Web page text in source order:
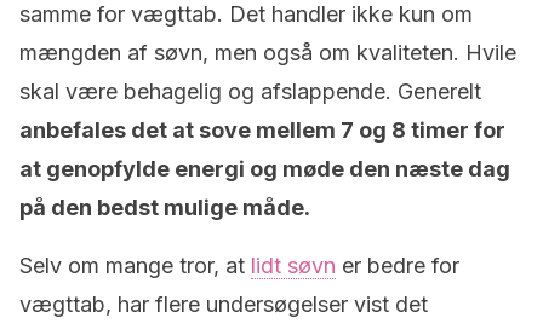
samme for vægttab. Det handler ikke kun om
mængden af søvn, men også om kvaliteten. Hvile
skal være behagelig og afslappende. Generelt
anbefales det at sove mellem 7 og 8 timer for
at genopfylde energi og møde den næste dag
på den bedst mulige måde.
Selv om mange tror, at lidt søvn er bedre for
vægttab, har flere undersøgelser vist det